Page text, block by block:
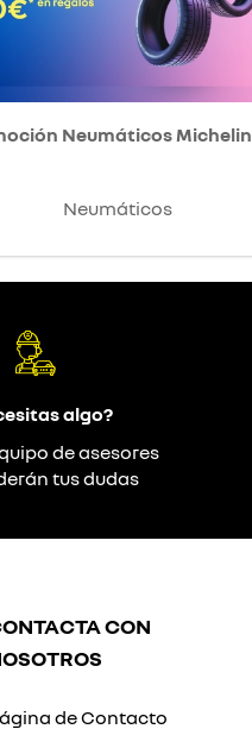
Neumáticos Michelin
Neumáticos
algo?
de asesores
tus dudas
CON
de Contacto